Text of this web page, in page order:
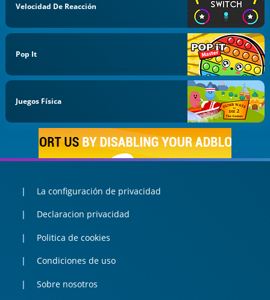
Velocidad De Reacción
Pop It
Juegos Física
La configuración de privacidad
Declaracion privacidad
Politica de cookies
Condiciones de uso
Sobre nosotros